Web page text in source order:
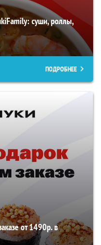
суши, роллы,
ПОДРОБНЕЕ
от 1490р. в